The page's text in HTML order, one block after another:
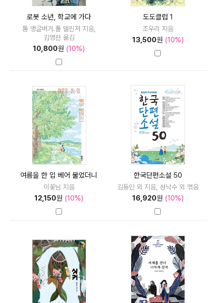
로봇 소년, 학교에 가다
톰 앵글버거.폴 델린저 지음,
김영란 옮김
10,800원 (10%)
도도클럽 1
조우리 지음
13,500원 (10%)
여름을 한 입 베어 물었더니
이꽃님 지음
12,150원 (10%)
한국단편소설 50
김동인 외 지음, 성낙수 외 엮음
16,920원 (10%)